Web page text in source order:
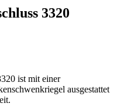
3320
ist mit einer
ausgestattet